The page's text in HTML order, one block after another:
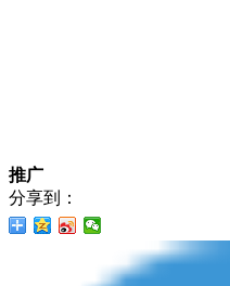
推广
分享到：